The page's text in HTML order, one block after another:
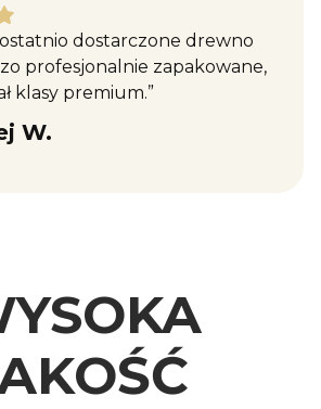
5
dostarczone drewno
profesjonalnie zapakowane,
klasy premium.”
W.